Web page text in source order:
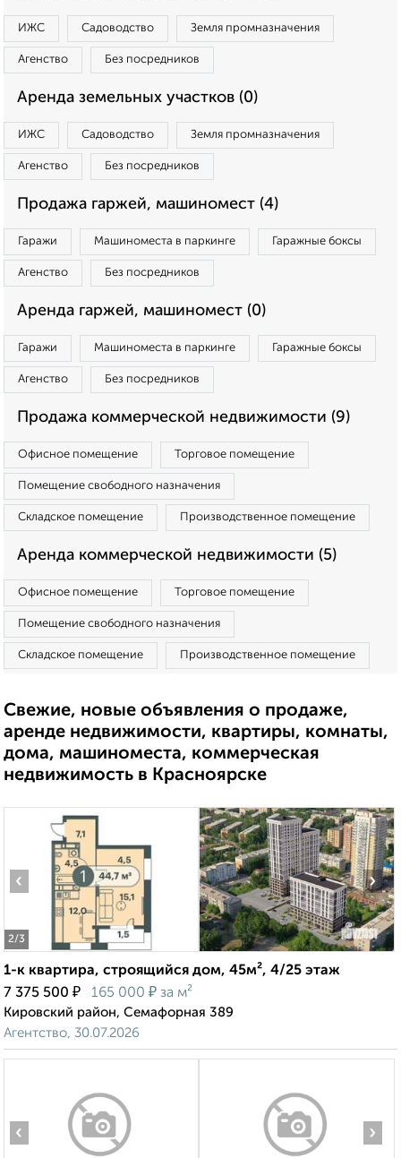
ИЖС Садоводство Земля промназначения
Агенство Без посредников
Аренда земельных участков (0)
ИЖС Садоводство Земля промназначения
Агенство Без посредников
Продажа гаржей, машиномест (4)
Гаражи Машиноместа в паркинге Гаражные боксы
Агенство Без посредников
Аренда гаржей, машиномест (0)
Гаражи Машиноместа в паркинге Гаражные боксы
Агенство Без посредников
Продажа коммерческой недвижимости (9)
Офисное помещение Торговое помещение
Помещение свободного назначения
Складское помещение Производственное помещение
Аренда коммерческой недвижимости (5)
Офисное помещение Торговое помещение
Помещение свободного назначения
Складское помещение Производственное помещение
Свежие, новые объявления о продаже,
аренде недвижимости, квартиры, комнаты,
дома, машиноместа, коммерческая
недвижимость в Красноярске
2/3
‹ ›
1-к квартира, строящийся дом, 45м², 4/25 этаж
7 375 500 ₽ 165 000 ₽ за м²
Кировский район, Семафорная 389
Агентство, 30.07.2026
‹ ›